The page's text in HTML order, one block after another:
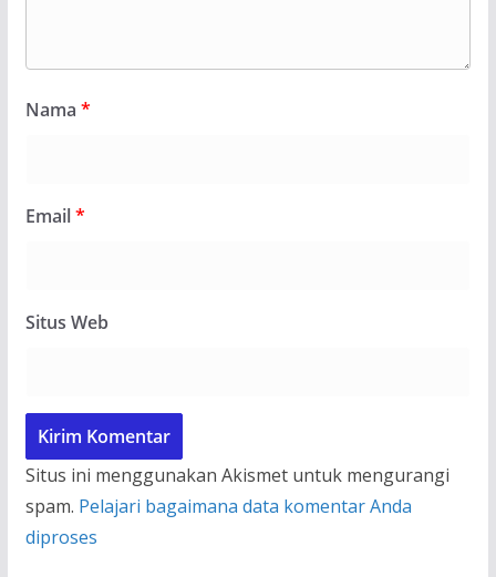
Nama *
Email*
Situs Web
Situs ini menggunakan Akismet untuk mengurangi
spam. Pelajari bagaimana data komentar Anda
diproses